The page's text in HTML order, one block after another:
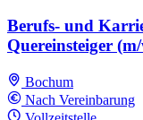
Berufs- und
Quereinsteiger
Bochum
Nach Vereinbarung